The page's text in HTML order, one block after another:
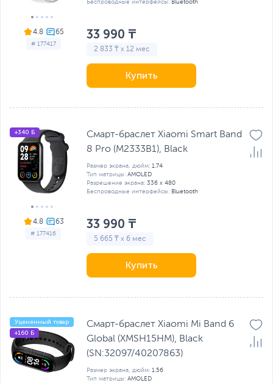
4.8
# 177417
Беспроводные интерфейсы: Bluetooth
33 990 ₸
2 833 ₸ x 12 мес
Купить
4.8
# 177416
+340 Б
Смарт-браслет Xiaomi Smart Band
8 Pro (M2333B1), Black
Размер экрана, дюйм: 1.74
Тип матрицы: AMOLED
Разрешение экрана: 336 x 480
Беспроводные интерфейсы: Bluetooth
33 990 ₸
5 665 ₸ x 6 мес
Купить
Уцененный товар
+160 Б
Смарт-браслет Xiaomi Mi Band 6
Global (XMSH15HM), Black
(SN:32097/40207863)
Размер экрана, дюйм: 1.56
Тип матрицы: AMOLED